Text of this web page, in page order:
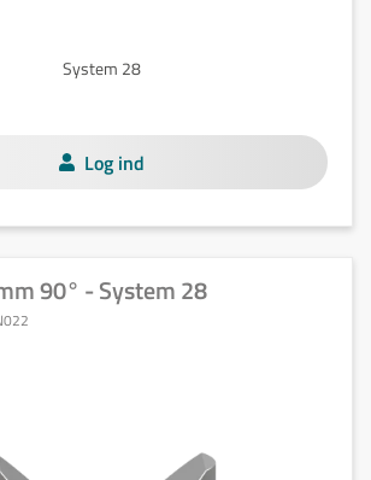
System 28
Log ind
90° - System 28